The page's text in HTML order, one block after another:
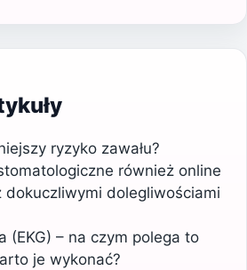
ryzyko zawału?
również online
dokuczliwymi dolegliwościami
(EKG) – na czym polega to
je wykonać?